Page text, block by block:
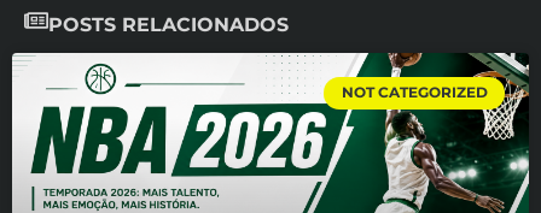
POSTS RELACIONADOS
NOT CATEGORIZED